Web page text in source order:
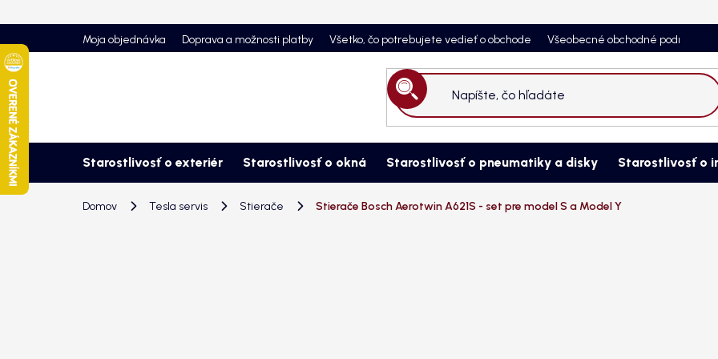
na
obsah
Moja objednávka Doprava a možnosti platby Všetko, čo potrebujete vedieť o obchode Všeobecné obchodné podmienky
Hľadať
Starostlivosť o exteriér Starostlivosť o okná Starostlivosť o pneumatiky a disky Starostlivosť o
Domov Tesla servis Stierače Stierače Bosch Aerotwin A621S - set pre model S a Model Y